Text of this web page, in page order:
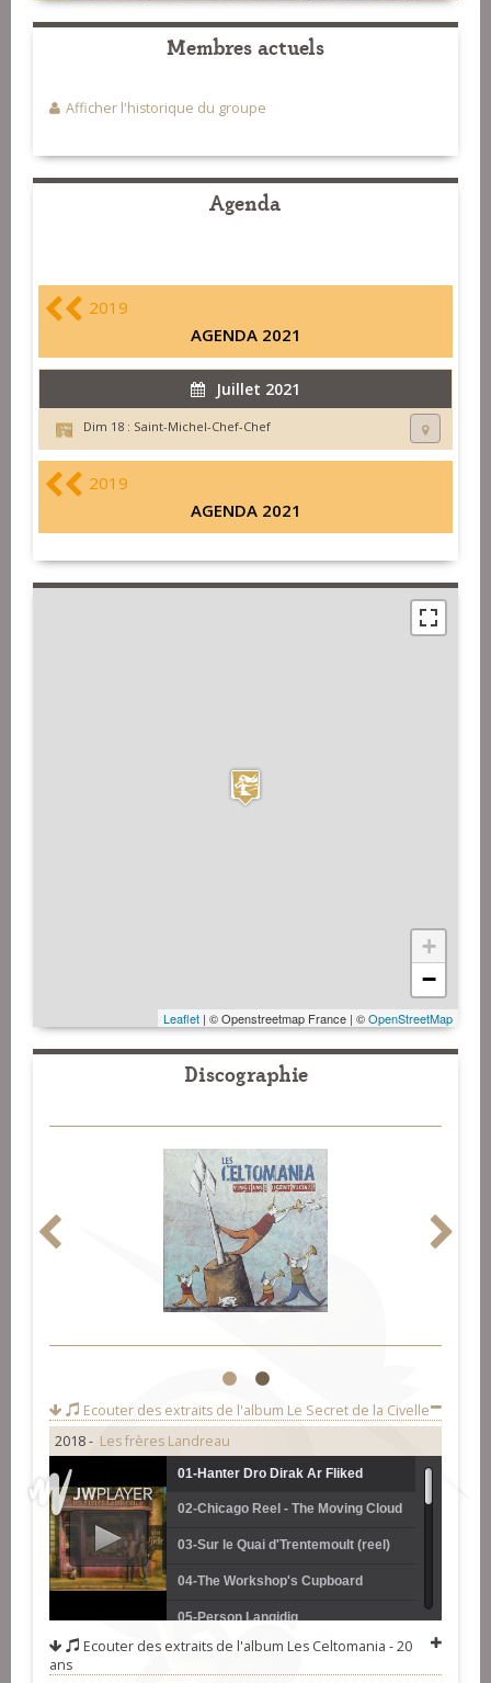
Membres actuels
Afficher l'historique du groupe
Agenda
2019
AGENDA 2021
Juillet 2021
Dim 18 : Saint-Michel-Chef-Chef
2019
AGENDA 2021
+
−
Leaflet | © Openstreetmap France | ©OpenStreetMap
Discographie
1 2
Ecouter des extraits de l'album Le Secret de la Civelle
2018 - Les frères Landreau
01-Hanter Dro Dirak Ar Fliked
02-Chicago Reel - The Moving Cloud
(reel)
03-Sur le Quai d'Trentemoult (reel)
04-The Workshop's Cupboard
05-Person Langidig
06-Dañs Tro - Ton Simpl Lena ar
Ecouter des extraits de l'album Les Celtomania - 20
ans